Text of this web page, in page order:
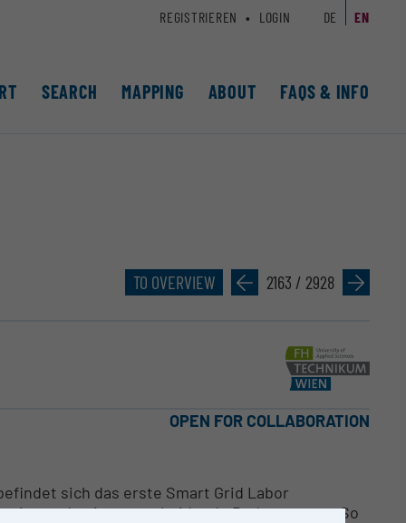
SEARCH MAPPING ABOUT FAQS & INFO
REGISTRIEREN LOGIN DE EN
TO OVERVIEW » 2163 / 2928 »
OPEN FOR COLLABORATION
sich das erste Smart Grid Labor
eine entscheidende Bedeutung zu. So